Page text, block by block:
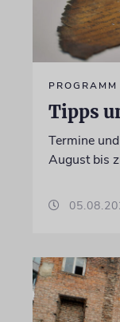
PROGRAMM
Tipps
Termine
August bis